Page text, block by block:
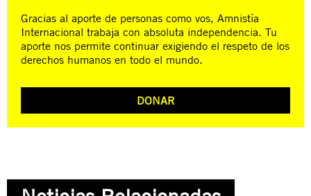
Gracias al aporte de personas como vos, Amnistía
Internacional trabaja con absoluta independencia. Tu
aporte nos permite continuar exigiendo el respeto de los
derechos humanos en todo el mundo.
DONAR